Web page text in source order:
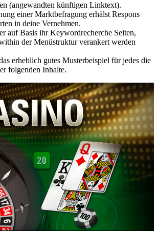
(angewandten künftigen Linktext).
einer Marktbefragung erhälst Respons
in deine Vernehmen.
auf Basis ihr Keywordrecherche Seiten,
der Menüstruktur verankert werden
erheblich gutes Musterbeispiel für jedes die
folgenden Inhalte.